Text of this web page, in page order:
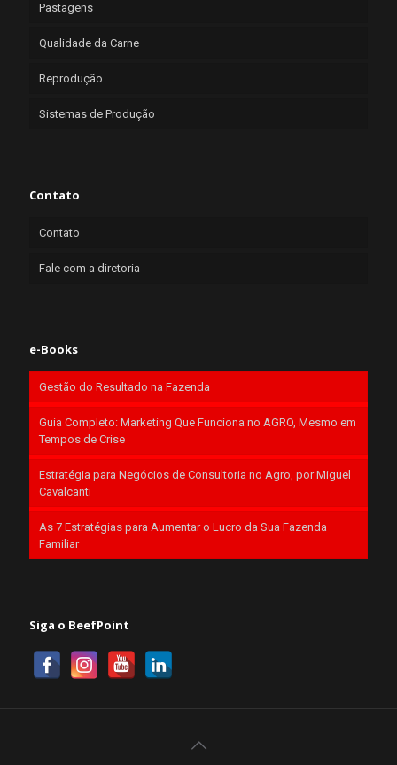
Pastagens
Qualidade da Carne
Reprodução
Sistemas de Produção
Contato
Contato
Fale com a diretoria
e-Books
Gestão do Resultado na Fazenda
Guia Completo: Marketing Que Funciona no AGRO, Mesmo em
Tempos de Crise
Estratégia para Negócios de Consultoria no Agro, por Miguel
Cavalcanti
As 7 Estratégias para Aumentar o Lucro da Sua Fazenda
Familiar
Siga o BeefPoint